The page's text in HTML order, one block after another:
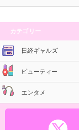
カテゴリー
日経ギャルズ
ビューティー
エンタメ